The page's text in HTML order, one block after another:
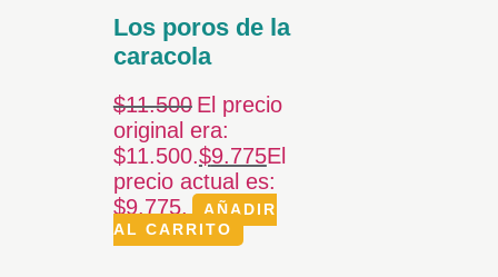
Los poros de la
caracola
$11.500 El precio
original era:
$11.500.$9.775El
precio actual es:
$9.775.
AÑADIR
AL CARRITO